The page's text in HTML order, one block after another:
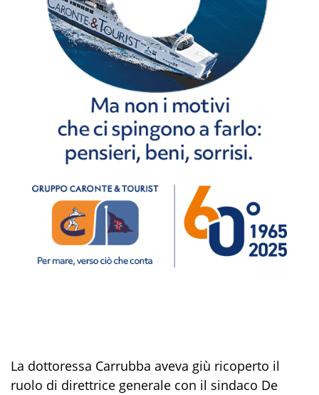
La dottoressa Carrubba aveva giù ricoperto il
ruolo di direttrice generale con il sindaco De